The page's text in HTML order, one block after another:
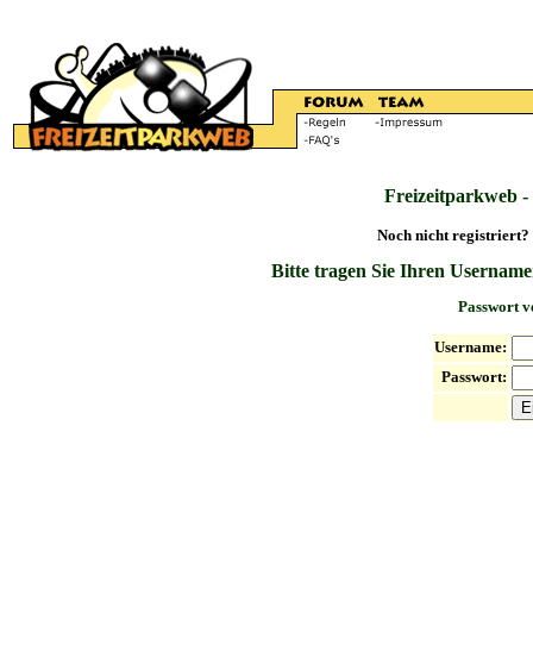
Freizeitparkweb
Noch nicht registriert?
Bitte tragen Sie Ihren
Passwort
Username:
Passwort: